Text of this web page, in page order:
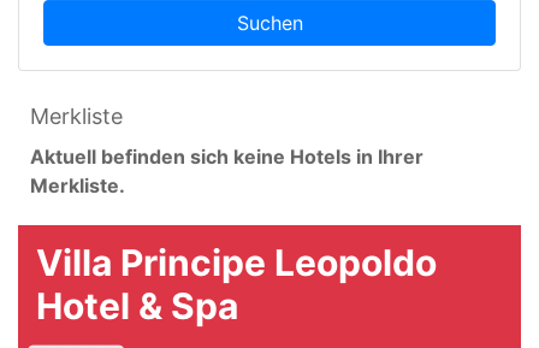
Suchen
Merkliste
Aktuell befinden sich keine Hotels in Ihrer
Merkliste.
Villa Principe Leopoldo
Hotel & Spa